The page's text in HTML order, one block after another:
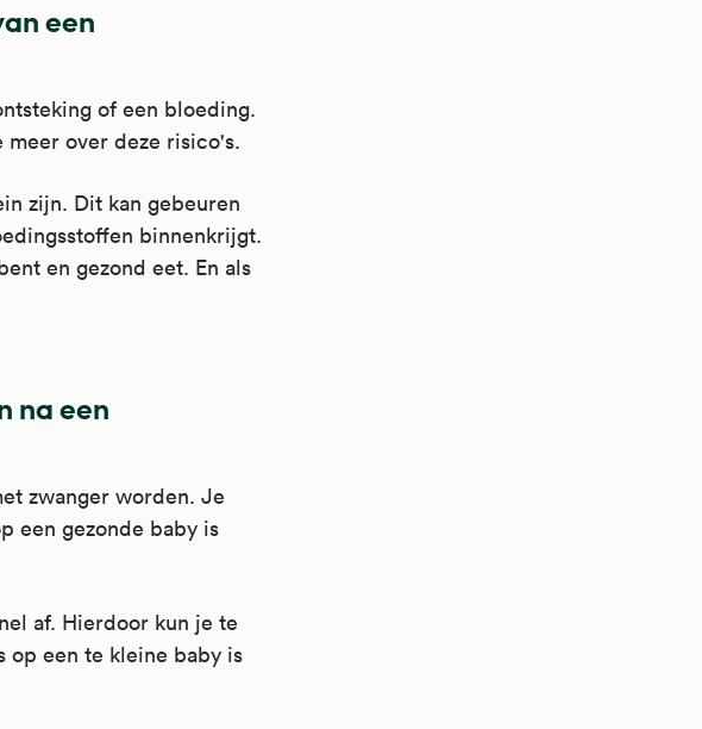
een
of een bloeding.
meer over deze risico's.
zijn. Dit kan gebeuren
binnenkrijgt.
en gezond eet. En als
na een
zwanger worden. Je
een gezonde baby is
af. Hierdoor kun je te
op een te kleine baby is